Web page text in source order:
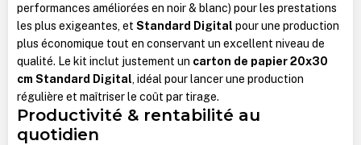
performances améliorées en noir & blanc) pour les prestations
les plus exigeantes, et Standard Digital pour une production
plus économique tout en conservant un excellent niveau de
qualité. Le kit inclut justement un carton de papier 20x30
cm Standard Digital, idéal pour lancer une production
régulière et maîtriser le coût par tirage.
Productivité & rentabilité au
quotidien